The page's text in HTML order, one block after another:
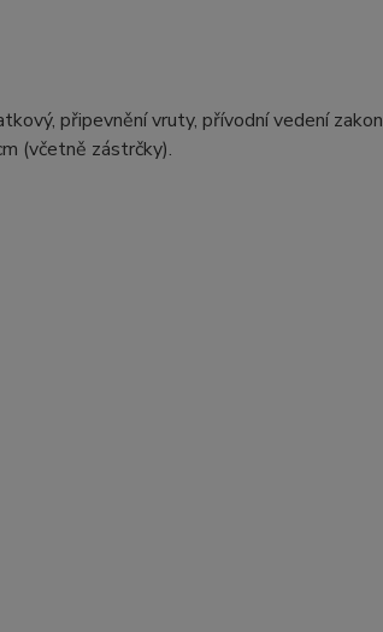
připevnění vruty, přívodní vedení
(včetně zástrčky).